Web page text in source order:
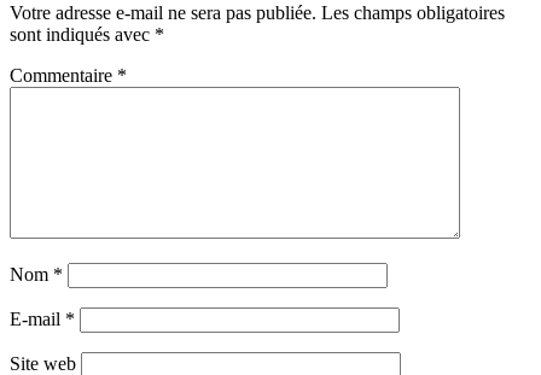
Votre adresse e-mail ne sera pas publiée. Les champs obligatoires
sont indiqués avec *
Commentaire *
Nom *
E-mail *
Site web